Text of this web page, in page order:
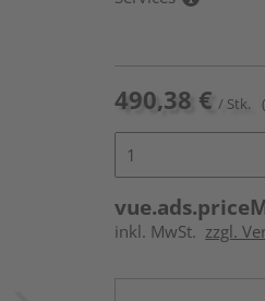
490,38 € / Stk.
inkl. MwSt. zzgl.